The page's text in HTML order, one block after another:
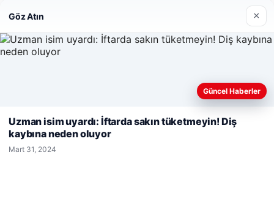
Prenses Night Club
© 2026 Haber Ülke
Web sitemizi nasıl kullandığınızı daha iyi anlayabilmek,
kullanıyoruz.Çerez Politikamız
Kabul Et
Göz Atın ×
Güncel Haberler
Uzman isim uyardı: İftarda sakın tüketmeyin! Diş
kaybına neden oluyor
Mart 31, 2024